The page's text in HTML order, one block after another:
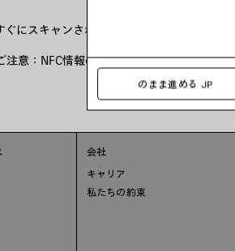
デバイスの背面を、製品内
ぐにスキャンされない場合は、デバイスの
注意：NFC情報の処理には数秒かかる場合
会社
キャリア
私たちの約束
のまま進める JP